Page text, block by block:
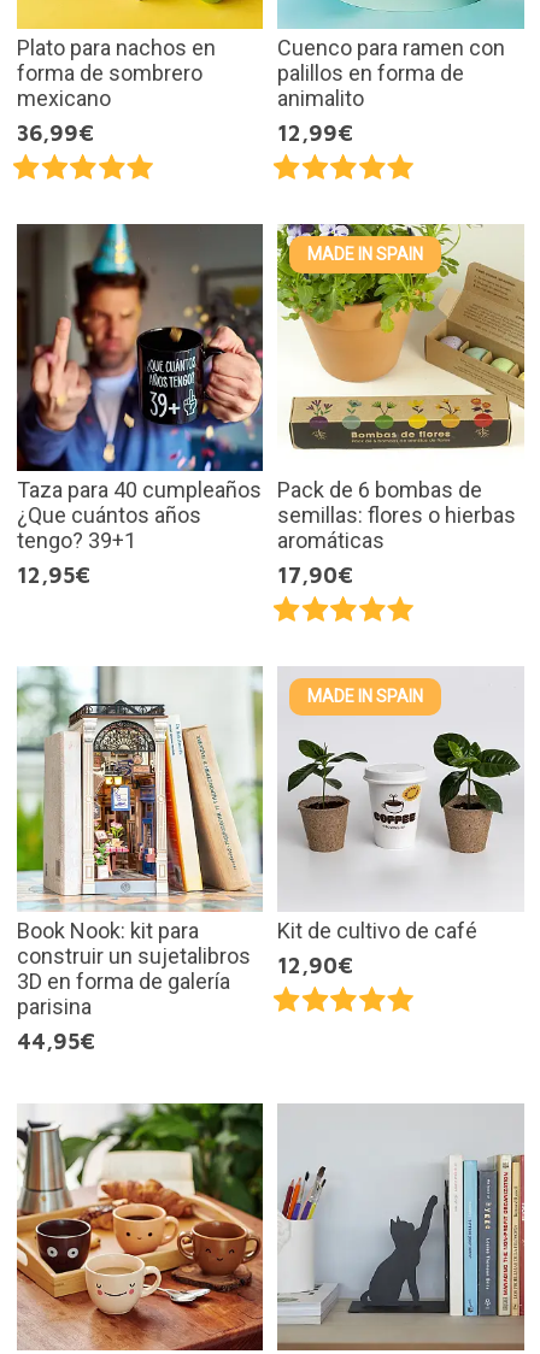
Plato para nachos en
forma de sombrero
mexicano
36,99€
Cuenco para ramen con
palillos en forma de
animalito
12,99€
Taza para 40 cumpleaños
¿Que cuántos años
tengo? 39+1
12,95€
MADE IN SPAIN
Pack de 6 bombas de
semillas: flores o hierbas
aromáticas
17,90€
Book Nook: kit para
construir un sujetalibros
3D en forma de galería
parisina
44,95€
MADE IN SPAIN
Kit de cultivo de café
12,90€